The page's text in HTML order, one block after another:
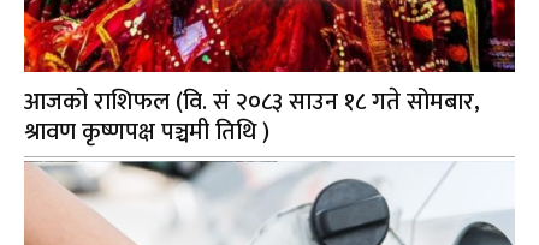
आजको राशिफल (वि. सं २०८३ साउन १८ गते सोमबार,
श्रावण कृष्णपक्ष पञ्चमी तिथि )